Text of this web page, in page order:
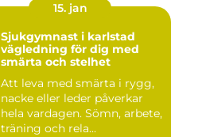
15. jan
Sjukgymnast i karlstad
vägledning för dig med
smärta och stelhet
Att leva med smärta i rygg,
nacke eller leder påverkar
hela vardagen. Sömn, arbete,
träning och rela...